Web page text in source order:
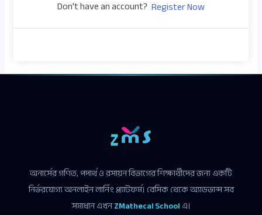
Don't have an account? Register Now
অনার্সের গণিত, পদার্থ ও রসায়ন বিভাগের শিক্ষার্থীদের জন্য একটি
নির্ভরযোগ্য অনলাইন লার্নিং প্ল্যাটফর্ম। বেসিক থেকে অ্যাডভান্স সব
সমাধান এখনZMathecal Schoolএ।